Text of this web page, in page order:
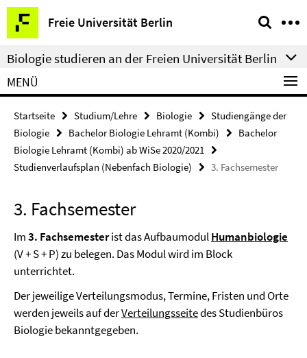
Springe
direkt
zu
Inhalt
Freie Universität Berlin
Service-
Navigation
Biologie studieren an der Freien Universität Berlin
MENÜ
Startseite Studium/Lehre Biologie
Studiengänge der
Biologie
Bachelor Biologie Lehramt (Kombi)
Bachelor
Biologie Lehramt (Kombi) ab WiSe 2020/2021
Studienverlaufsplan (Nebenfach Biologie)
3. Fachsemester
3. Fachsemester
Im3. Fachsemesterist das AufbaumodulHumanbiologie
(V + S + P) zu belegen. Das Modul wird im Block
unterrichtet.
Der jeweilige Verteilungsmodus, Termine, Fristen und Orte
werden jeweils auf derVerteilungsseitedes Studienbüros
Biologie bekanntgegeben.